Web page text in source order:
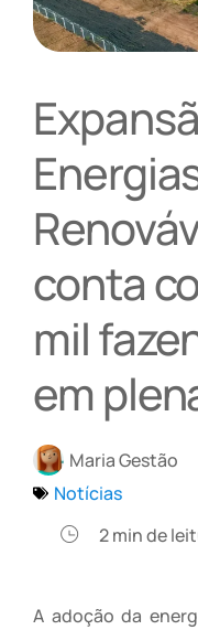
conta
mil
em
Maria Gestão
Notícias
2min de
A adoção da